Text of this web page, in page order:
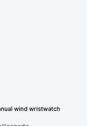
wind wristwatch